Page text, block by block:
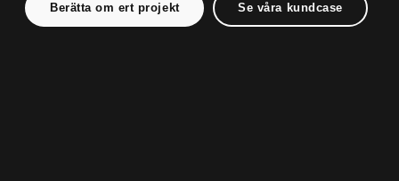
Berätta om ert projekt Se våra kundcase